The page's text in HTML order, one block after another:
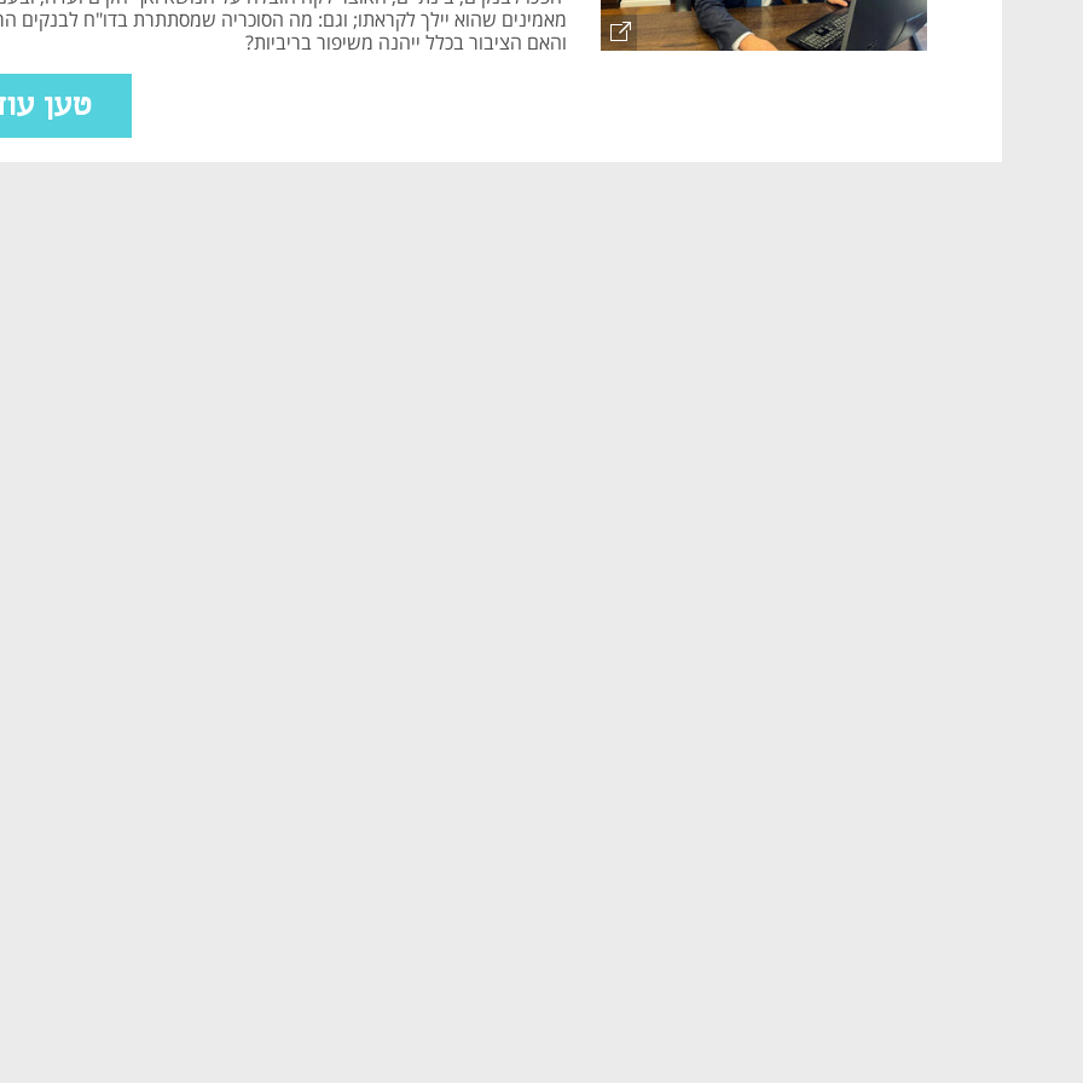
מאמינים שהוא יילך לקראתו; וגם: מה הסוכריה שמסתתרת בדו"ח לבנקים
והאם הציבור בכלל ייהנה משיפור בריביות?
טען